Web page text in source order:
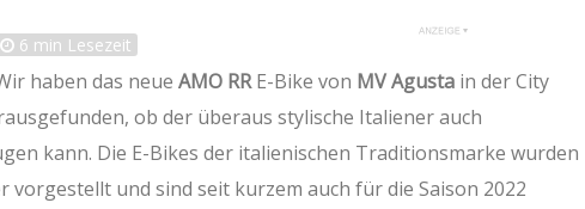
6 min Lesezeit
haben das neue AMO RRE-Bike von MV Agusta in der City
ob der überaus stylische Italiener auch
kann. Die E-Bikes der italienischen Traditionsmarke wurden
vorgestellt und sind seit kurzem auch für die Saison 2022